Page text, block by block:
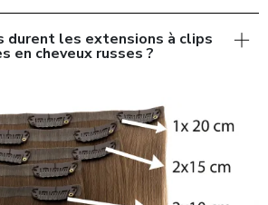
durent les extensions à clips
en cheveux russes ?